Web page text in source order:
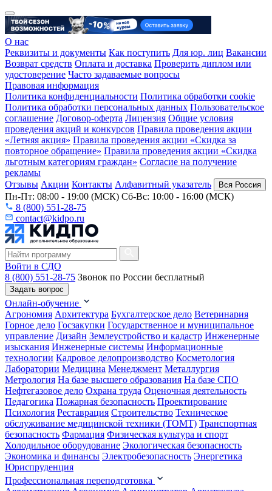
О нас
Реквизиты и документы Как поступить Для юр. лиц Вакансии
Возврат средств Оплата и доставка Проверить диплом или
удостоверение Часто задаваемые вопросы
Правовая информация
Политика конфиденциальности Политика обработки cookie
Политика обработки персональных данных Пользовательское
соглашение Договор-оферта Лицензия Общие условия
проведения акций и конкурсов Правила проведения акции
«Летняя акция» Правила проведения акции «Скидка за
повторное обращение» Правила проведения акции «Скидка
льготным категориям граждан» Согласие на получение
рекламы
Отзывы Акции Контакты Алфавитный указатель Вся Россия
Пн-Пт: 08:00 - 19:00 (МСК) Сб-Вс: 10:00 - 16:00 (МСК)
8 (800) 551-28-75
contact@kidpo.ru
Войти в СДО
8 (800) 551-28-75 Звонок по России бесплатный
Задать вопрос
Онлайн-обучение
Агрономия Архитектура Бухгалтерское дело Ветеринария
Горное дело Госзакупки Государственное и муниципальное
управление Дизайн Землеустройство и кадастр Инженерные
изыскания Инженерные системы Информационные
технологии Кадровое делопроизводство Косметология
Лаборатории Медицина Менеджмент Металлургия
Метрология На базе высшего образования На базе СПО
Нефтегазовое дело Охрана труда Оценочная деятельность
Педагогика Пожарная безопасность Проектирование
Психология Реставрация Строительство Техническое
обслуживание медицинской техники (ТОМТ) Транспортная
безопасность Фармация Физическая культура и спорт
Холодильное оборудование Экологическая безопасность
Экономика и финансы Электробезопасность Энергетика
Юриспруденция
Профессиональная переподготовка